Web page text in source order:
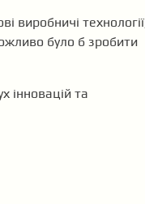
виробничі
було б зробити
інновацій та